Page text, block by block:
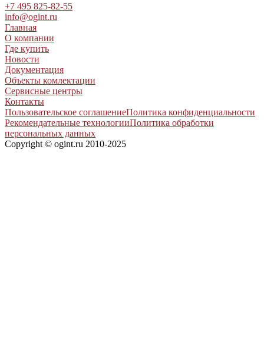
+7 495 825-82-55
info@ogint.ru
Главная
О компании
Где купить
Новости
Документация
Объекты комлектации
Сервисные центры
Контакты
Пользовательское соглашениеПолитика конфиденциальности
Рекомендательные технологииПолитика обработки
персональных данных
Copyright © ogint.ru 2010-2025